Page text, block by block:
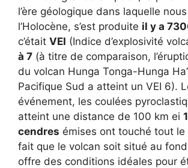
l’ère géologique dans laquelle
l’Holocène, s’est produite il y a
c’était VEI (Indice d’explosivité
à 7 (à titre de comparaison,
du volcan Hunga Tonga-Hunga
Pacifique Sud a atteint un VEI 6).
événement, les coulées
atteint une distance de 100 km ei
cendres émises ont touché tout le
fait que le volcan soit situé au fond
offre des conditions idéales pour